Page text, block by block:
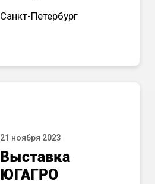
Санкт-Петербург
21 ноября 2023
Выставка
ЮГАГРО